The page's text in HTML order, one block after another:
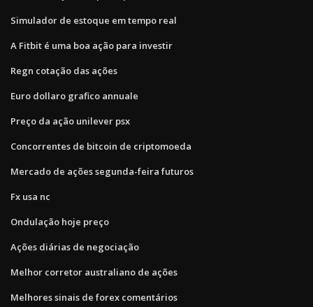
Simulador de estoque em tempo real
A Fitbit é uma boa ação para investir
Regn cotação das ações
Euro dollaro grafico annuale
Preço da ação unilever psx
Concorrentes de bitcoin de criptomoeda
Mercado de ações segunda-feira futuros
Fx usa nc
Ondulação hoje preço
Ações diárias de negociação
Melhor corretor australiano de ações
Melhores sinais de forex comentários